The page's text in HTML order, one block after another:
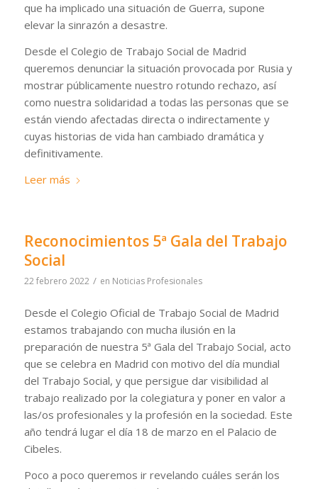
que ha implicado una situación de Guerra, supone
elevar la sinrazón a desastre.
Desde el Colegio de Trabajo Social de Madrid
queremos denunciar la situación provocada por Rusia y
mostrar públicamente nuestro rotundo rechazo, así
como nuestra solidaridad a todas las personas que se
están viendo afectadas directa o indirectamente y
cuyas historias de vida han cambiado dramática y
definitivamente.
Leer más
Reconocimientos 5ª Gala del Trabajo
Social
22 febrero 2022 / en Noticias Profesionales
Desde el Colegio Oficial de Trabajo Social de Madrid
estamos trabajando con mucha ilusión en la
preparación de nuestra 5ª Gala del Trabajo Social, acto
que se celebra en Madrid con motivo del día mundial
del Trabajo Social, y que persigue dar visibilidad al
trabajo realizado por la colegiatura y poner en valor a
las/os profesionales y la profesión en la sociedad. Este
año tendrá lugar el día 18 de marzo en el Palacio de
Cibeles.
Poco a poco queremos ir revelando cuáles serán los